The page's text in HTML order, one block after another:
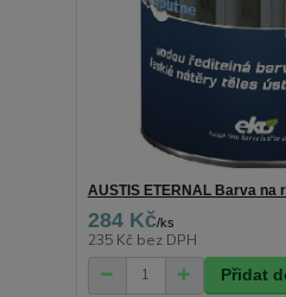
AUSTIS ETERNAL Barva na
284 Kč/ks
235 Kč bez DPH
Přidat